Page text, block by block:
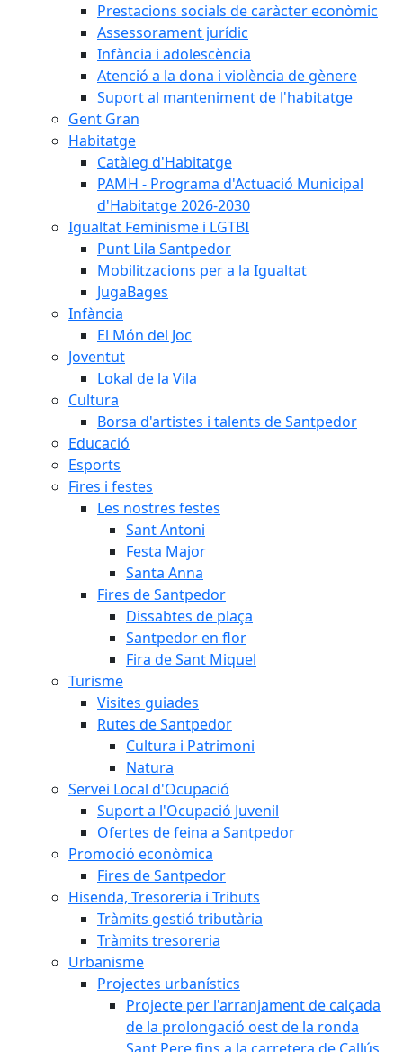
Prestacions socials de caràcter econòmic
Assessorament jurídic
Infància i adolescència
Atenció a la dona i violència de gènere
Suport al manteniment de l'habitatge
Gent Gran
Habitatge
Catàleg d'Habitatge
PAMH - Programa d'Actuació Municipal
d'Habitatge 2026-2030
Igualtat Feminisme i LGTBI
Punt Lila Santpedor
Mobilitzacions per a la Igualtat
JugaBages
Infància
El Món del Joc
Joventut
Lokal de la Vila
Cultura
Borsa d'artistes i talents de Santpedor
Educació
Esports
Fires i festes
Les nostres festes
Sant Antoni
Festa Major
Santa Anna
Fires de Santpedor
Dissabtes de plaça
Santpedor en flor
Fira de Sant Miquel
Turisme
Visites guiades
Rutes de Santpedor
Cultura i Patrimoni
Natura
Servei Local d'Ocupació
Suport a l'Ocupació Juvenil
Ofertes de feina a Santpedor
Promoció econòmica
Fires de Santpedor
Hisenda, Tresoreria i Tributs
Tràmits gestió tributària
Tràmits tresoreria
Urbanisme
Projectes urbanístics
Projecte per l'arranjament de calçada
de la prolongació oest de la ronda